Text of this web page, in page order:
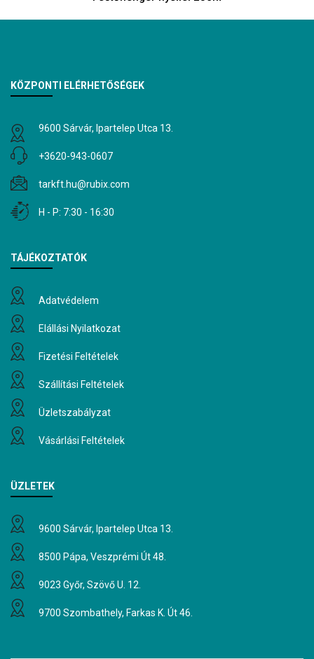
KÖZPONTI ELÉRHETŐSÉGEK
9600 Sárvár, Ipartelep Utca 13.
+3620-943-0607
tarkft.hu@rubix.com
H - P: 7:30 - 16:30
TÁJÉKOZTATÓK
Adatvédelem
Elállási Nyilatkozat
Fizetési Feltételek
Szállítási Feltételek
Üzletszabályzat
Vásárlási Feltételek
ÜZLETEK
9600 Sárvár, Ipartelep Utca 13.
8500 Pápa, Veszprémi Út 48.
9023 Győr, Szövő U. 12.
9700 Szombathely, Farkas K. Út 46.